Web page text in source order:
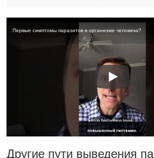
Первые симптомы паразитов в организме человека?
Другие пути выведения